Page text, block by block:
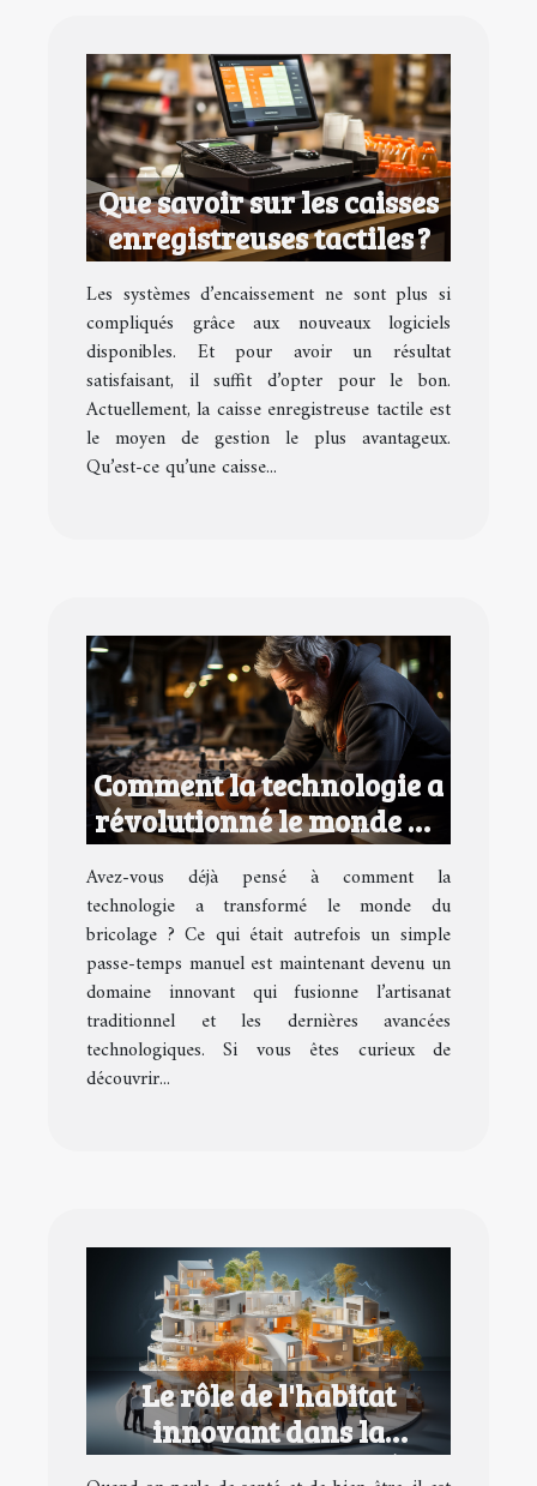
Que savoir sur les caisses
enregistreuses tactiles ?
Les systèmes d’encaissement ne sont plus si
compliqués grâce aux nouveaux logiciels
disponibles. Et pour avoir un résultat
satisfaisant, il suffit d’opter pour le bon.
Actuellement, la caisse enregistreuse tactile est
le moyen de gestion le plus avantageux.
Qu’est-ce qu’une caisse...
Comment la technologie a
révolutionné le monde du
bricolage
Avez-vous déjà pensé à comment la
technologie a transformé le monde du
bricolage ? Ce qui était autrefois un simple
passe-temps manuel est maintenant devenu un
domaine innovant qui fusionne l’artisanat
traditionnel et les dernières avancées
technologiques. Si vous êtes curieux de
découvrir...
Le rôle de l'habitat
innovant dans la
promotion de la santé et